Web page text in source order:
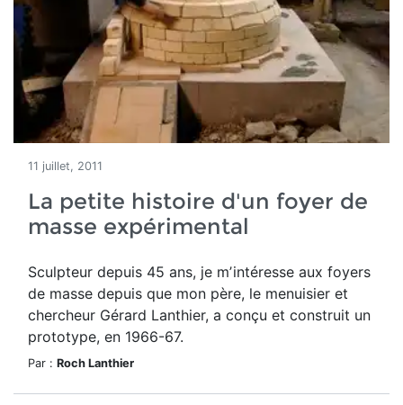
11 juillet, 2011
La petite histoire d'un foyer de
masse expérimental
Sculpteur depuis 45 ans, je mʼintéresse aux foyers
de masse depuis que mon père, le menuisier et
chercheur Gérard Lanthier, a conçu et construit un
prototype, en 1966-67.
Par : Roch Lanthier